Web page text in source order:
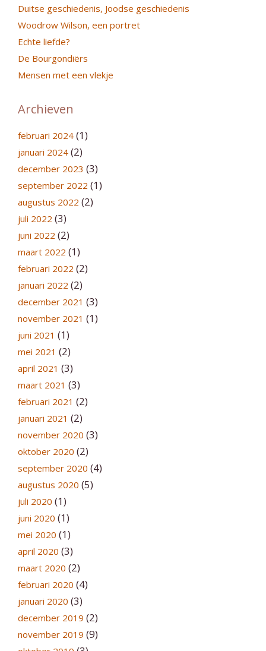
Duitse geschiedenis, Joodse geschiedenis
Woodrow Wilson, een portret
Echte liefde?
De Bourgondiërs
Mensen met een vlekje
Archieven
februari 2024 (1)
januari 2024 (2)
december 2023 (3)
september 2022 (1)
augustus 2022 (2)
juli 2022 (3)
juni 2022 (2)
maart 2022 (1)
februari 2022 (2)
januari 2022 (2)
december 2021 (3)
november 2021 (1)
juni 2021 (1)
mei 2021 (2)
april 2021 (3)
maart 2021 (3)
februari 2021 (2)
januari 2021 (2)
november 2020 (3)
oktober 2020 (2)
september 2020 (4)
augustus 2020 (5)
juli 2020 (1)
juni 2020 (1)
mei 2020 (1)
april 2020 (3)
maart 2020 (2)
februari 2020 (4)
januari 2020 (3)
december 2019 (2)
november 2019 (9)